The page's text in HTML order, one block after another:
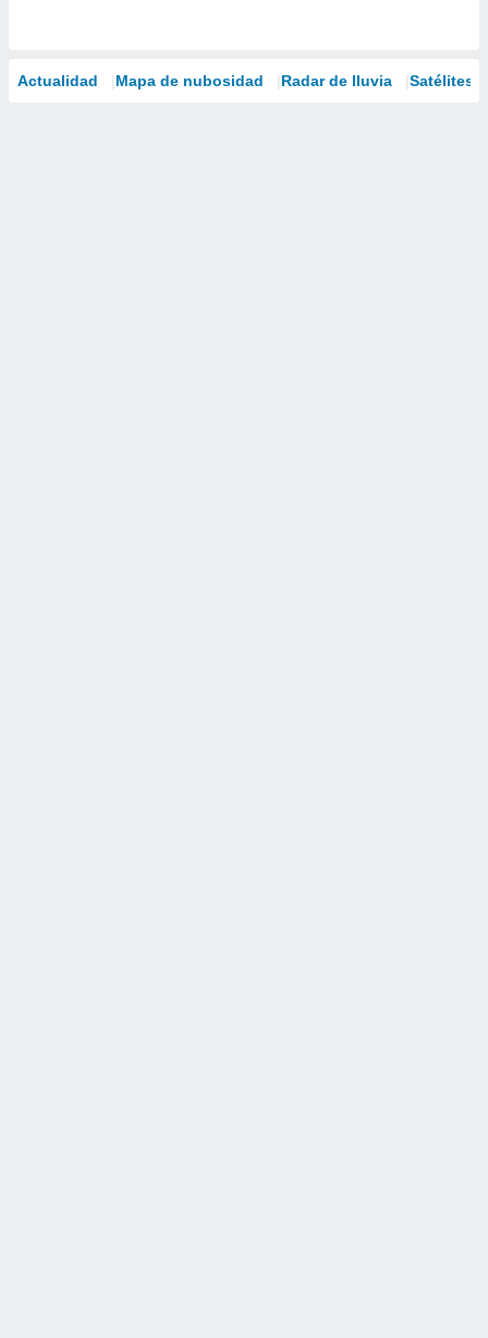
Actualidad Mapa de nubosidad Radar de lluvia Satélites